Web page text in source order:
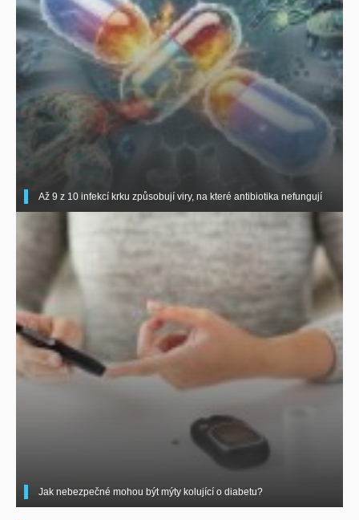
Až 9 z 10 infekcí krku způsobují viry, na které antibiotika nefungují
Jak nebezpečné mohou být mýty kolující o diabetu?